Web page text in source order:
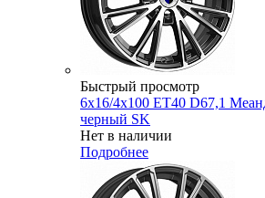
Быстрый просмотр
6x16/4x100 ET40 D67,1
черный SK
Нет в наличии
Подробнее